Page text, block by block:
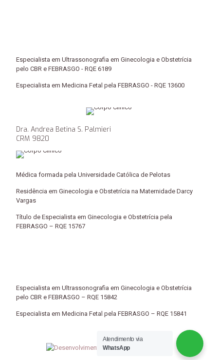
Especialista em Ultrassonografia em Ginecologia e Obstetrícia
pelo CBR e FEBRASGO - RQE 6189
Especialista em Medicina Fetal pela FEBRASGO - RQE 13600
Dra. Andrea Betina S. Palmieri
CRM 9820
Médica formada pela Universidade Católica de Pelotas
Residência em Ginecologia e Obstetrícia na Maternidade Darcy
Vargas
Título de Especialista em Ginecologia e Obstetrícia pela
FEBRASGO – RQE 15767
Especialista em Ultrassonografia em Ginecologia e Obstetrícia
pelo CBR e FEBRASGO – RQE 15842
Especialista em Medicina Fetal pela FEBRASGO – RQE 15841
Atendimento via
WhatsApp